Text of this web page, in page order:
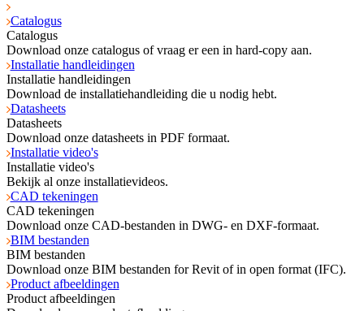
Catalogus
Catalogus
Download onze catalogus of vraag er een in hard-copy aan.
Installatie handleidingen
Installatie handleidingen
Download de installatiehandleiding die u nodig hebt.
Datasheets
Datasheets
Download onze datasheets in PDF formaat.
Installatie video's
Installatie video's
Bekijk al onze installatievideos.
CAD tekeningen
CAD tekeningen
Download onze CAD-bestanden in DWG- en DXF-formaat.
BIM bestanden
BIM bestanden
Download onze BIM bestanden for Revit of in open format (IFC).
Product afbeeldingen
Product afbeeldingen